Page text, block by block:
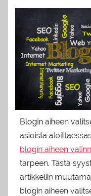
Blogin aiheen
asioista
blogin aiheen
tarpeen. Tästä
artikkeliin
blogin aiheen